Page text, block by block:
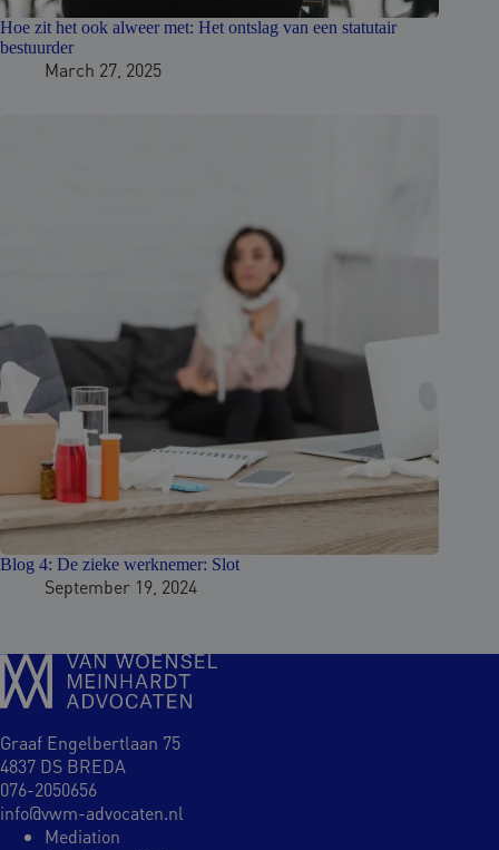
Hoe zit het ook alweer met: Het ontslag van een statutair
bestuurder
March 27, 2025
Blog 4: De zieke werknemer: Slot
September 19, 2024
Graaf Engelbertlaan 75
4837 DS BREDA
076-2050656
info@vwm-advocaten.nl
Mediation